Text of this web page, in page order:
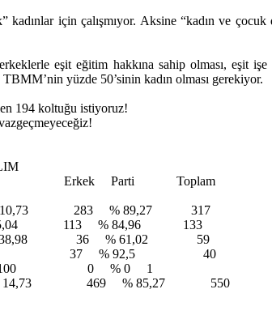
kadınlar için çalışmıyor. Aksine “kadın ve
erkeklerle eşit eğitim hakkına sahip olması,
yüzde 50’sinin kadın olması gerekiyor.
194 koltuğu istiyoruz!
Parti Toplam
% 10,73 283 % 89,27 317
15,04 113 % 84,96 133
23 % 38,98 36 % 61,02 59
3 % 7,5 37 % 92,5 40
% 100 0 % 0 1
469 % 85,27 550